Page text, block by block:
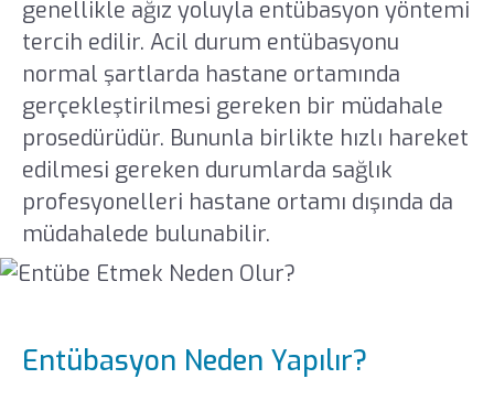
genellikle ağız yoluyla entübasyon yöntemi
tercih edilir. Acil durum entübasyonu
normal şartlarda hastane ortamında
gerçekleştirilmesi gereken bir müdahale
prosedürüdür. Bununla birlikte hızlı hareket
edilmesi gereken durumlarda sağlık
profesyonelleri hastane ortamı dışında da
müdahalede bulunabilir.
Entübasyon Neden Yapılır?